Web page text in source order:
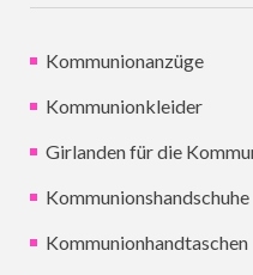
Kommunionanzüge
Kommunionkleider
Girlanden für die
Kommunionshandschuhe
Kommunionhandtaschen